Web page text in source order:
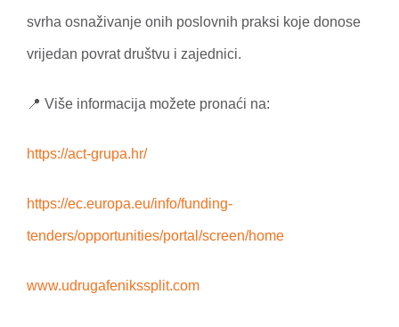
svrha osnaživanje onih poslovnih praksi koje donose
vrijedan povrat društvu i zajednici.
📍 Više informacija možete pronaći na:
https://act-grupa.hr/
https://ec.europa.eu/info/funding-
tenders/opportunities/portal/screen/home
www.udrugafenikssplit.com